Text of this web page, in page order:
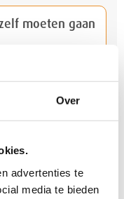
Over
advertenties te
media te bieden
moeten gaan
moet
waarde,
te maken."